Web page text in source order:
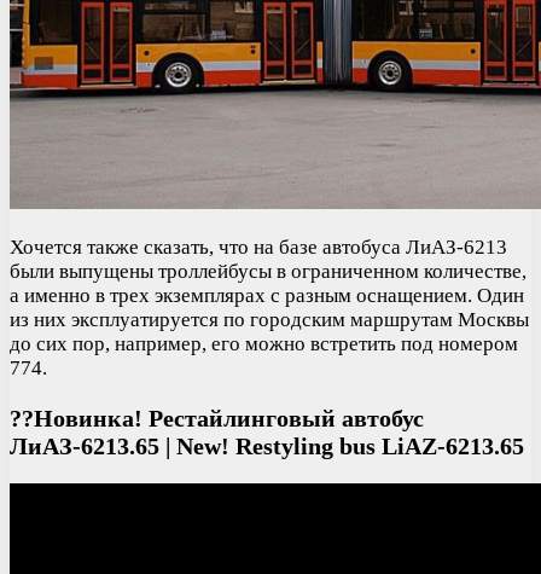
Хочется также сказать, что на базе автобуса ЛиАЗ-6213
были выпущены троллейбусы в ограниченном количестве,
а именно в трех экземплярах с разным оснащением. Один
из них эксплуатируется по городским маршрутам Москвы
до сих пор, например, его можно встретить под номером
774.
??Новинка! Рестайлинговый автобус
ЛиАЗ-6213.65 | New! Restyling bus LiAZ-6213.65